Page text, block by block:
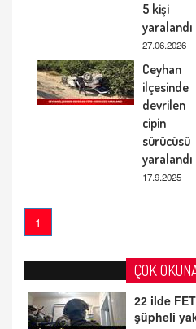
5 kişi
yaralandı
27.06.2026
Ceyhan
ilçesinde
devrilen
cipin
sürücüsü
yaralandı
17.9.2025
1
ÇOK
22 ilde
şüpheli